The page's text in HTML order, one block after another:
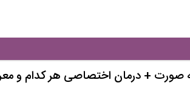
صورت + درمان اختصاصی هر کدام و